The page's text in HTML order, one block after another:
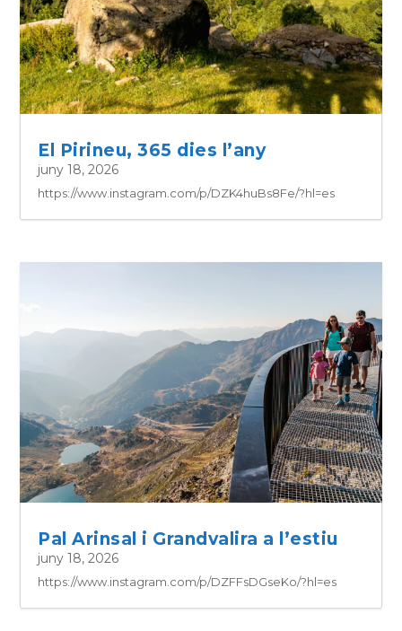
El Pirineu, 365 dies l’any
juny 18, 2026
https://www.instagram.com/p/DZK4huBs8Fe/?hl=es
Pal Arinsal i Grandvalira a l’estiu
juny 18, 2026
https://www.instagram.com/p/DZFFsDGseKo/?hl=es